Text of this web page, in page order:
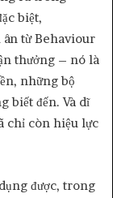
biệt,
từ Behaviour
thưởng – nó là
những bộ
biết đến. Và dĩ
chỉ còn hiệu lực
được, trong